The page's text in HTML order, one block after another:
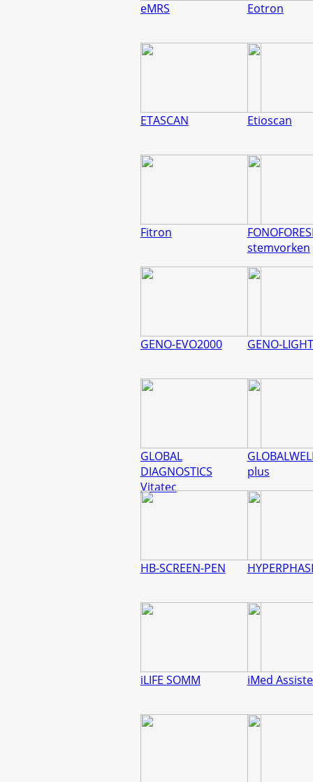
eMRS Eotron
ETASCAN Etioscan
Fitron
stemvorken
GENO-EVO2000 GENO-
GLOBAL
DIAGNOSTICS
Vitatec
plus
HB-SCREEN-PEN
iLIFE SOMM iMed